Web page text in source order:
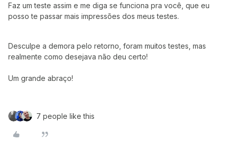
Faz um teste assim e me diga se funciona pra você, que eu
posso te passar mais impressões dos meus testes.
Desculpe a demora pelo retorno, foram muitos testes, mas
realmente como desejava não deu certo!
Um grande abraço!
7 people like this